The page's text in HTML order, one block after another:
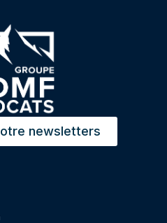
newsletters